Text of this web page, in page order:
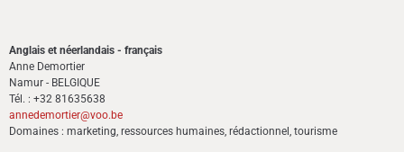
Anglais et néerlandais - français
Anne Demortier
Namur - BELGIQUE
Tél. : +32 81635638
annedemortier@voo.be
Domaines : marketing, ressources humaines, rédactionnel, tourisme